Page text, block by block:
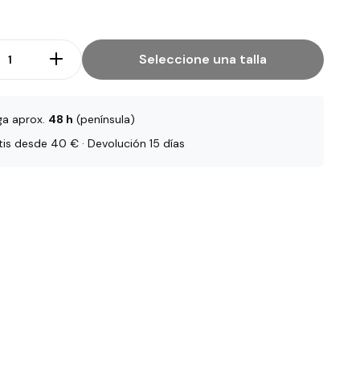
Seleccione una talla
aprox. 48 h (península)
desde 40 € · Devolución 15 días